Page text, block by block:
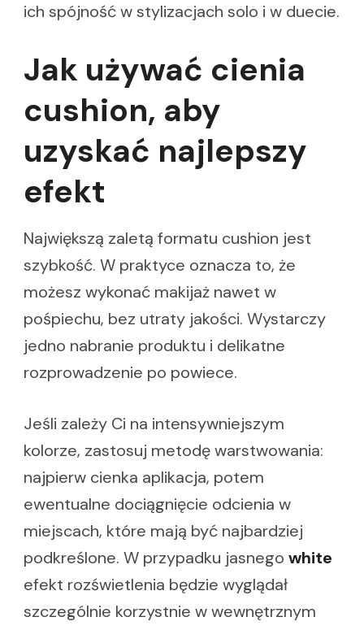
ich spójność w stylizacjach solo i w duecie.
Jak używać cienia
cushion, aby
uzyskać najlepszy
efekt
Największą zaletą formatu cushion jest
szybkość. W praktyce oznacza to, że
możesz wykonać makijaż nawet w
pośpiechu, bez utraty jakości. Wystarczy
jedno nabranie produktu i delikatne
rozprowadzenie po powiece.
Jeśli zależy Ci na intensywniejszym
kolorze, zastosuj metodę warstwowania:
najpierw cienka aplikacja, potem
ewentualne dociągnięcie odcienia w
miejscach, które mają być najbardziej
podkreślone. W przypadku jasnego white
efekt rozświetlenia będzie wyglądał
szczególnie korzystnie w wewnętrznym